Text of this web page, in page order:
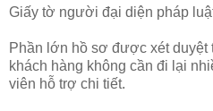
Giấy tờ người đại diện pháp
Phần lớn hồ sơ được xét duyệt
khách hàng không cần đi lại
viên hỗ trợ chi tiết.